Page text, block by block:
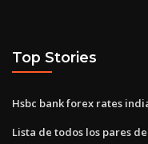
Top Stories
Hsbc bank forex rates
Lista de todos los pares